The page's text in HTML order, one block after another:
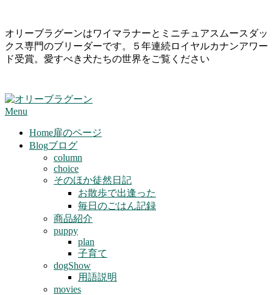
Skip
to
content
オリーブラグーンはワイマラナーとミニチュアスムースダッ
クス専門のブリーダーです。５年連続ロイヤルカナンアワー
ド受賞。愛すべき犬たちの世界をご覧ください
Primary
Menu
Menu
Home扉のページ
Blogブログ
column
choice
そのほか徒然日記
お散歩で出逢った
毎日のごはん記録
商品紹介
puppy
plan
子育て
dogShow
用語説明
movies